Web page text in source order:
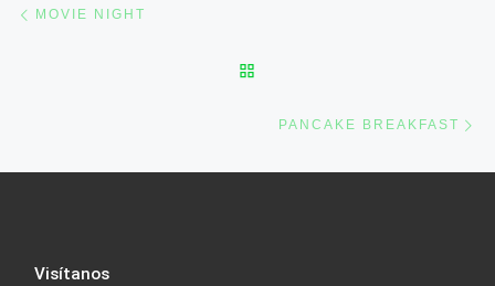
MOVIE NIGHT
PANCAKE BREAKFAST
Visítanos